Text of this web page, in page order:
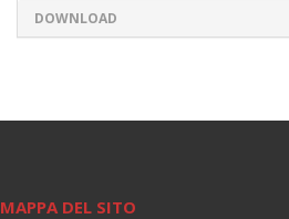
DOWNLOAD
MAPPA DEL SITO